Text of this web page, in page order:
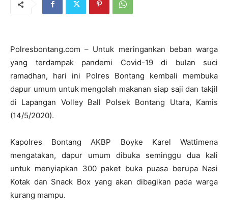
Polresbontang.com – Untuk meringankan beban warga
yang terdampak pandemi Covid-19 di bulan suci
ramadhan, hari ini Polres Bontang kembali membuka
dapur umum untuk mengolah makanan siap saji dan takjil
di Lapangan Volley Ball Polsek Bontang Utara, Kamis
(14/5/2020).
Kapolres Bontang AKBP Boyke Karel Wattimena
mengatakan, dapur umum dibuka seminggu dua kali
untuk menyiapkan 300 paket buka puasa berupa Nasi
Kotak dan Snack Box yang akan dibagikan pada warga
kurang mampu.